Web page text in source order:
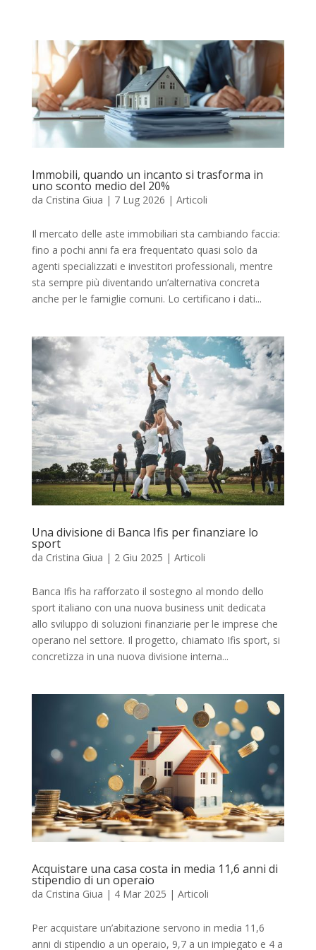
Immobili, quando un incanto si trasforma in
uno sconto medio del 20%
da Cristina Giua | 7 Lug 2026 | Articoli
Il mercato delle aste immobiliari sta cambiando faccia:
fino a pochi anni fa era frequentato quasi solo da
agenti specializzati e investitori professionali, mentre
sta sempre più diventando un’alternativa concreta
anche per le famiglie comuni. Lo certificano i dati...
Una divisione di Banca Ifis per finanziare lo
sport
da Cristina Giua | 2 Giu 2025 | Articoli
Banca Ifis ha rafforzato il sostegno al mondo dello
sport italiano con una nuova business unit dedicata
allo sviluppo di soluzioni finanziarie per le imprese che
operano nel settore. Il progetto, chiamato Ifis sport, si
concretizza in una nuova divisione interna...
Acquistare una casa costa in media 11,6 anni di
stipendio di un operaio
da Cristina Giua | 4 Mar 2025 | Articoli
Per acquistare un’abitazione servono in media 11,6
anni di stipendio a un operaio, 9,7 a un impiegato e 4 a